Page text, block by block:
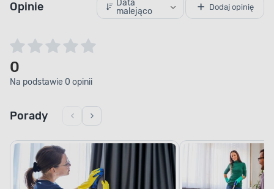
0
Na podstawie 0 opinii